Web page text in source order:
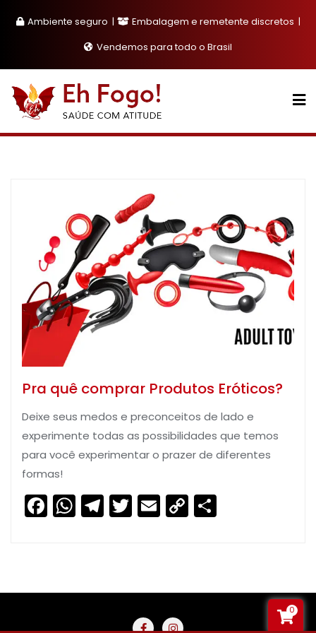
Ambiente seguro
Embalagem e remetente discretos
Vendemos para todo o Brasil
Pra quê comprar Produtos Eróticos?
Deixe seus medos e preconceitos de lado e
experimente todas as possibilidades que temos
para você experimentar o prazer de diferentes
formas!
Facebook
WhatsApp
Telegram
Twitter
Email
Copy
Link
0